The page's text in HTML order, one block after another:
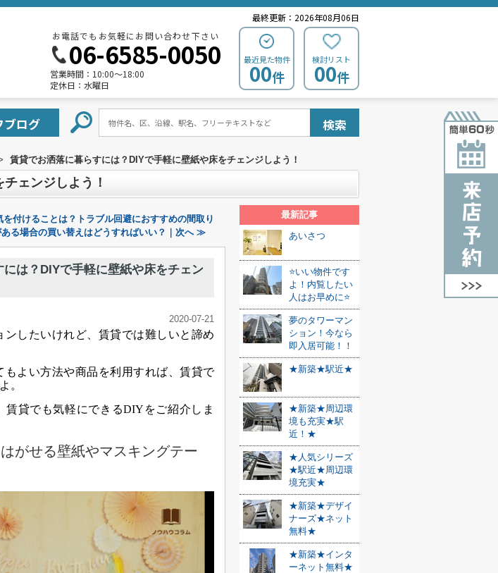
最終更新：2026年08月06日
お電話でもお気軽にお問い合わせ下さい
06-6585-0050
営業時間： 10:00～18:00
定休日： 水曜日
最近見た物件
00件
検討リスト
00件
ブログ 検索
賃貸でお洒落に暮らすには？DIYで手軽に壁紙や床をチェンジしよう！
ェンジしよう！
付けることは？トラブル回避におすすめの間取り
ある場合の買い替えはどうすればいい？｜次へ ≫
は？DIYで手軽に壁紙や床をチェン
2020-07-21
ンしたいけれど、賃貸では難しいと諦め
もよい方法や商品を利用すれば、賃貸で
。
賃貸でも気軽にできるDIYをご紹介しま
がせる壁紙やマスキングテー
最新記事
あいさつ
⭐いい物件です
よ！内覧したい
人はお早めに⭐
夢のタワーマン
ション！今なら
即入居可能！！
★新築★駅近★
★新築★周辺環
境も充実★駅
近！★
★人気シリーズ
★駅近★周辺環
境充実★
★新築★デザイ
ナーズ★ネット
無料★
★新築★インタ
ーネット無料★